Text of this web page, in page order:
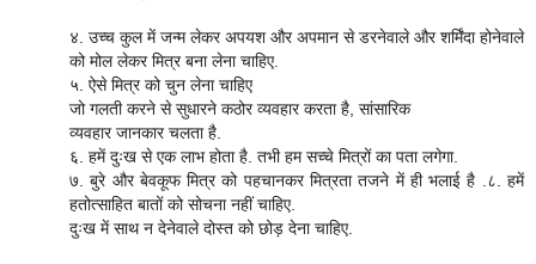
४. उच्च कुल में जन्म लेकर अपयश और अपमान से डरनेवाले और शर्मिंदा होनेवाले
को मोल लेकर मित्र बना लेना चाहिए.
५. ऐसे मित्र को चुन लेना चाहिए
जो गलती करने से सुधारने कठोर व्यवहार करता है, सांसारिक
व्यवहार जानकार चलता है.
६. हमें दुःख से एक लाभ होता है. तभी हम सच्चे मित्रों का पता लगेगा.
७. बुरे और बेवकूफ मित्र को पहचानकर मित्रता तजने में ही भलाई है .८. हमें
हतोत्साहित बातों को सोचना नहीं चाहिए.
दुःख में साथ न देनेवाले दोस्त को छोड़ देना चाहिए.